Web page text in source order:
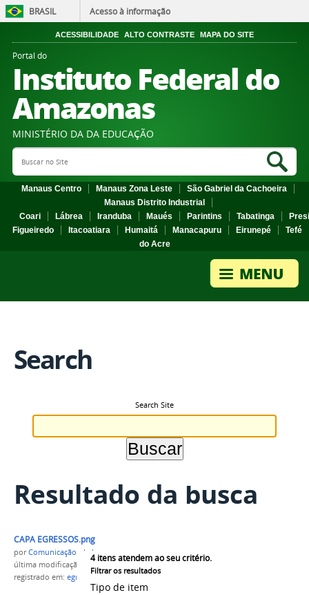
BRASIL Acesso à informação
ACESSIBILIDADE ALTO CONTRASTE MAPA DO SITE
Portal do
Instituto Federal do
Amazonas
MINISTÉRIO DA DA EDUCAÇÃO
Search Site
Manaus Centro Manaus Zona Leste
São Gabriel da Cachoeira
Manaus Distrito Industrial
Coari
Lábrea Iranduba Maués Parintins Tabatinga
Figueiredo
Itacoatiara Humaitá Manacapuru Eirunepé
Tefé
do Acre
Search
Search Site
Resultado da busca
4itens atendem ao seu critério.
Filtrar os resultados
Tipo de item
CAPA EGRESSOS.png
porComunicação - Labrea
última modificação
em 06/10/2021 11h37
registrado em: egressos,campus Lábrea